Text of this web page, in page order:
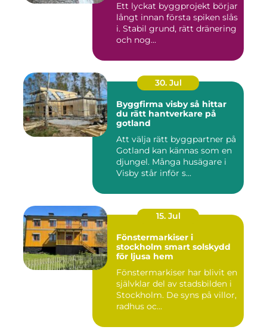
Ett lyckat byggprojekt börjar
långt innan första spiken slås
i. Stabil grund, rätt dränering
och nog...
30. Jul
Byggfirma visby så hittar
du rätt hantverkare på
gotland
Att välja rätt byggpartner på
Gotland kan kännas som en
djungel. Många husägare i
Visby står inför s...
15. Jul
Fönstermarkiser i
stockholm smart solskydd
för ljusa hem
Fönstermarkiser har blivit en
självklar del av stadsbilden i
Stockholm. De syns på villor,
radhus oc...